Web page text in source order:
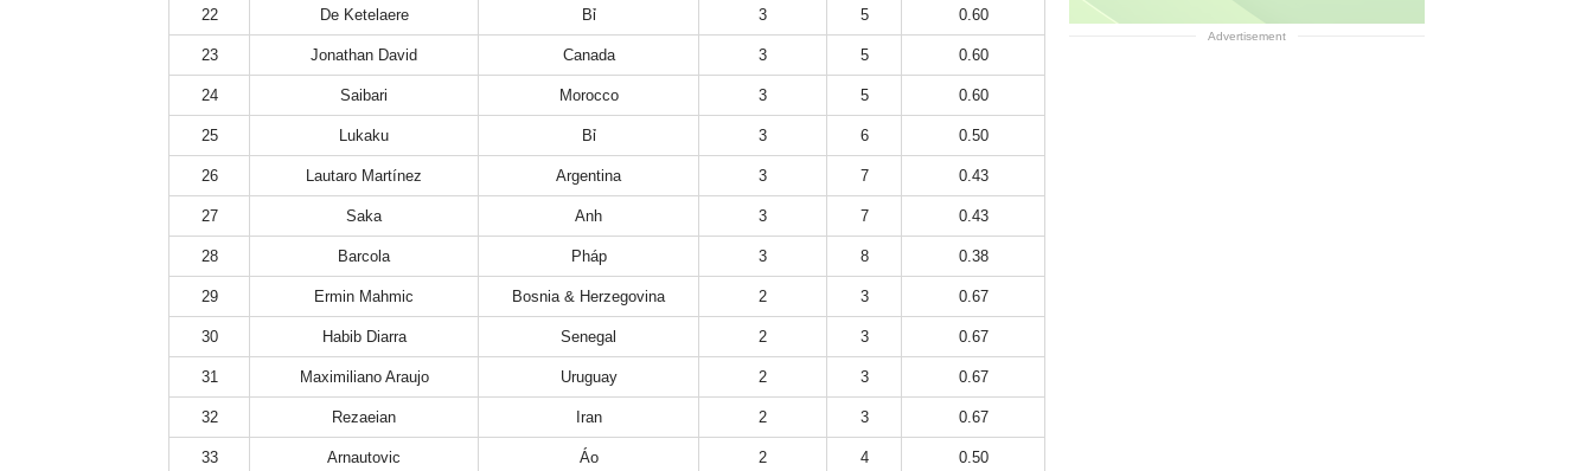
22 De Ketelaere Bỉ 3 5 0.60
23 Jonathan David Canada 3 5 0.60
24 Saibari Morocco 3 5 0.60
25 Lukaku Bỉ 3 6 0.50
26 Lautaro Martínez Argentina 3 7 0.43
27 Saka Anh 3 7 0.43
28 Barcola Pháp 3 8 0.38
29 Ermin Mahmic Bosnia & Herzegovina 2 3 0.67
30 Habib Diarra Senegal 2 3 0.67
31 Maximiliano Araujo Uruguay 2 3 0.67
32 Rezaeian Iran 2 3 0.67
33 Arnautovic Áo 2 4 0.50
Advertisement